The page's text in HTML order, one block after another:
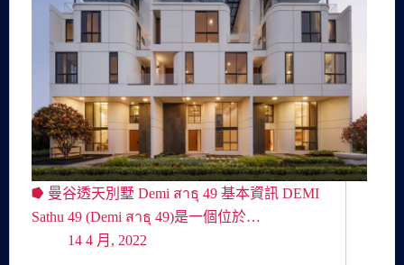
⭓ 曼谷透天別墅 Demi สาธุ 49 基本資訊 DEMI
Sathu 49 (Demi สาธุ 49)是一個位於…
14 4 月, 2022